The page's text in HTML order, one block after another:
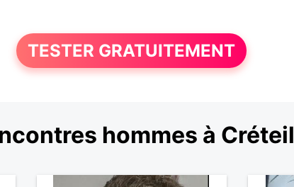
TESTER GRATUITEMENT
hommes à Créteil